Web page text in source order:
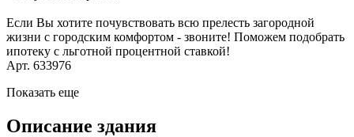
Если Вы хотите почувствовать всю прелесть загородной
жизни с городским комфортом - звоните! Поможем подобрать
ипотеку с льготной процентной ставкой!
Арт. 633976
Показать еще
Описание здания